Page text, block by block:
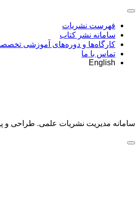
فهرست نشریات
سامانه نشر کتاب
کارگاه‌ها و دوره‌های آموزشی
تماس با ما
English
سامانه مدیریت نشریات علمی. طراحی و